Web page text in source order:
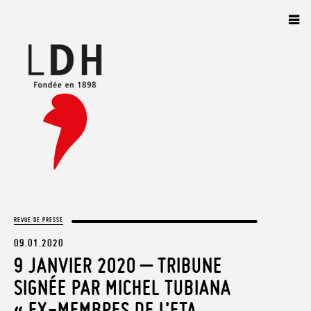
REVUE DE PRESSE
09.01.2020
9 JANVIER 2020 – TRIBUNE
SIGNÉE PAR MICHEL TUBIANA